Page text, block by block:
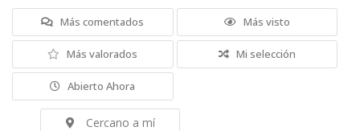
Más comentados Más visto
Más valorados Mi selección
Abierto Ahora
Cercano a mí